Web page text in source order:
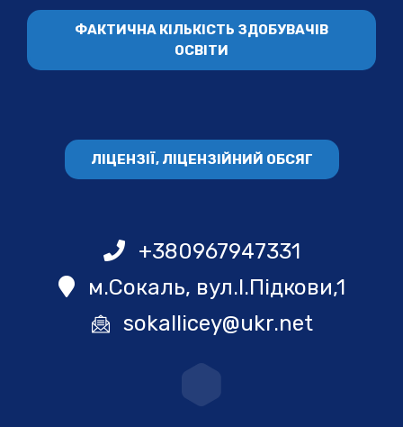
ФАКТИЧНА КІЛЬКІСТЬ ЗДОБУВАЧІВ
ОСВІТИ
ЛІЦЕНЗІЇ, ЛІЦЕНЗІЙНИЙ ОБСЯГ
+380967947331
м.Сокаль, вул.І.Підкови,1
sokallicey@ukr.net